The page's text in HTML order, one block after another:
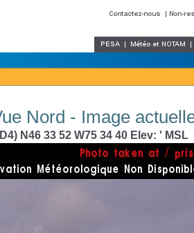
Nord - Image
N46 33 52 W75 34 40 Elev: ' MSL